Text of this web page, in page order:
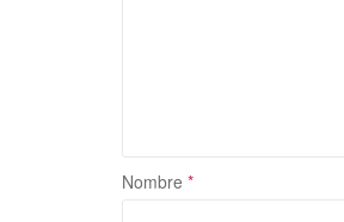
Nombre *